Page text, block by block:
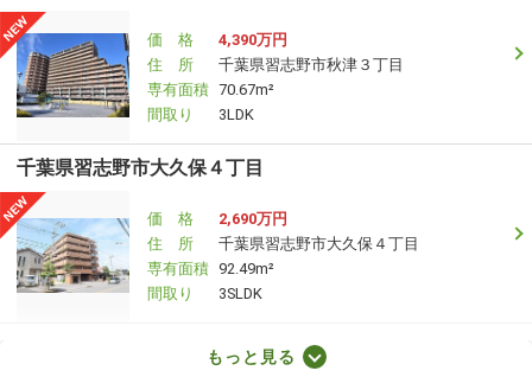
価 格
4,390万円
住 所
千葉県習志野市秋津３丁目
専有面積 70.67m²
間取り
3LDK
千葉県習志野市大久保４丁目
価 格
2,690万円
住 所
千葉県習志野市大久保４丁目
専有面積 92.49m²
間取り
3SLDK
千葉県千葉市稲毛区弥生町もっと見る